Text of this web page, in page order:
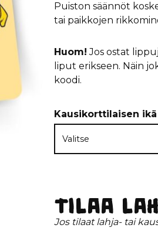
Puiston säännöt
tai paikkojen
Huom! Jos ostat
liput erikseen. Näin
koodi.
Kausikorttilaisen ikä
Tilaa
Jos tilaat lahja- tai